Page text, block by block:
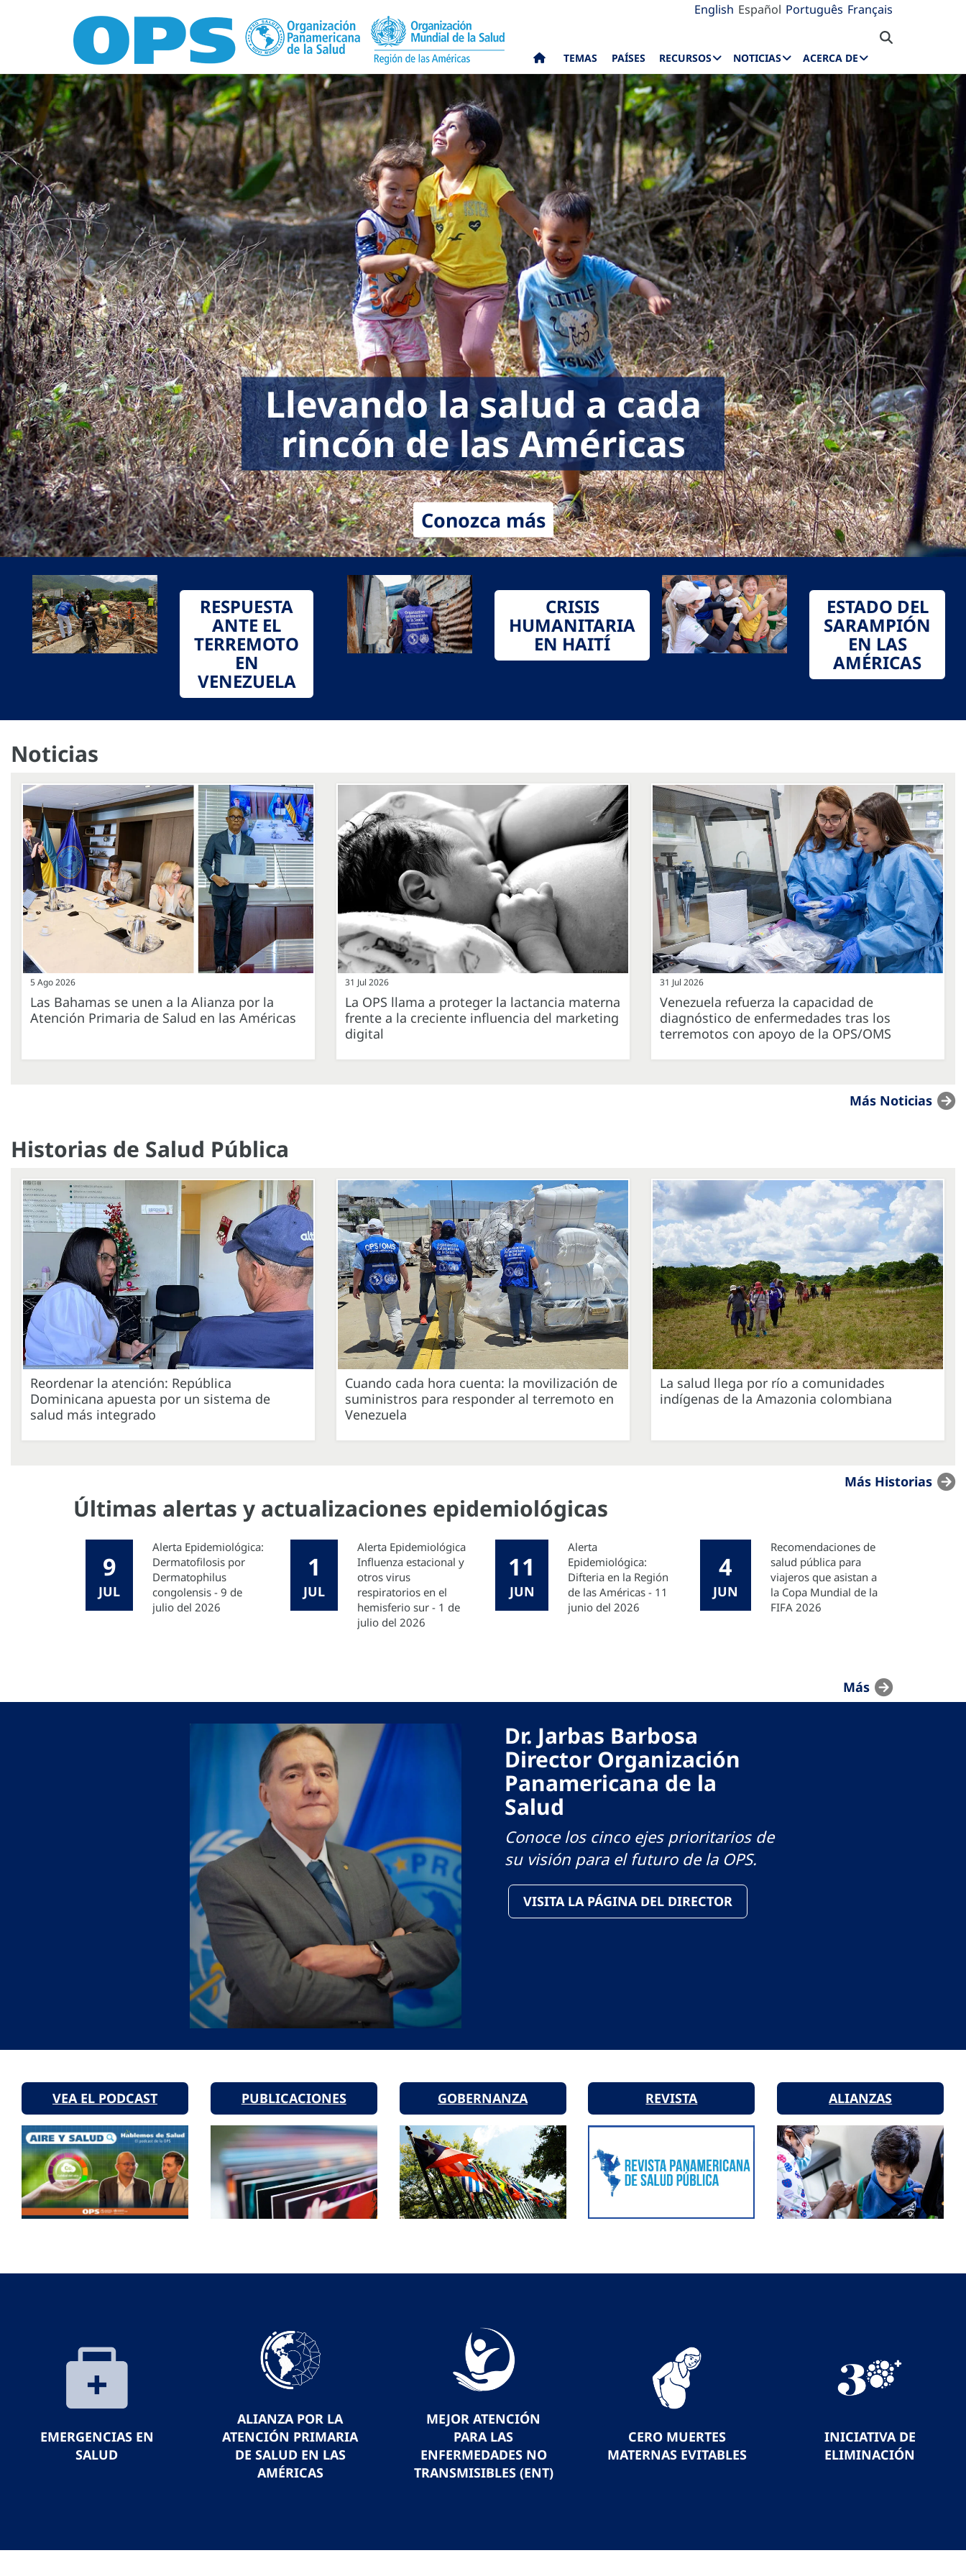
English Español Português Français
TEMAS PAÍSES RECURSOS NOTICIAS ACERCA DE
Llevando la salud a cada
rincón de las Américas
Conozca más
RESPUESTA
ANTE EL
TERREMOTO
EN
VENEZUELA
CRISIS
HUMANITARIA
EN HAITÍ
ESTADO DEL
SARAMPIÓN
EN LAS
AMÉRICAS
Noticias
5 Ago 2026
Las Bahamas se unen a la Alianza por la
Atención Primaria de Salud en las Américas
31 Jul 2026
La OPS llama a proteger la lactancia materna
frente a la creciente influencia del marketing
digital
31 Jul 2026
Venezuela refuerza la capacidad de
diagnóstico de enfermedades tras los
terremotos con apoyo de la OPS/OMS
Más Noticias
Historias de Salud Pública
Reordenar la atención: República
Dominicana apuesta por un sistema de
salud más integrado
Cuando cada hora cuenta: la movilización de
suministros para responder al terremoto en
Venezuela
La salud llega por río a comunidades
indígenas de la Amazonia colombiana
Más Historias
Últimas alertas y actualizaciones epidemiológicas
9
JUL
Alerta Epidemiológica:
Dermatofilosis por
Dermatophilus
congolensis - 9 de
julio del 2026
1
JUL
Alerta Epidemiológica
Influenza estacional y
otros virus
respiratorios en el
hemisferio sur - 1 de
julio del 2026
11
JUN
Alerta
Epidemiológica:
Difteria en la Región
de las Américas - 11
junio del 2026
4
JUN
Recomendaciones de
salud pública para
viajeros que asistan a
la Copa Mundial de la
FIFA 2026
Más
Dr. Jarbas Barbosa
Director Organización
Panamericana de la
Salud
Conoce los cinco ejes prioritarios de
su visión para el futuro de la OPS.
VISITA LA PÁGINA DEL DIRECTOR
VEA EL PODCAST PUBLICACIONES GOBERNANZA REVISTA ALIANZAS
EMERGENCIAS EN
SALUD
ALIANZA POR LA
ATENCIÓN PRIMARIA
DE SALUD EN LAS
AMÉRICAS
MEJOR ATENCIÓN
PARA LAS
ENFERMEDADES NO
TRANSMISIBLES (ENT)
CERO MUERTES
MATERNAS EVITABLES
INICIATIVA DE
ELIMINACIÓN